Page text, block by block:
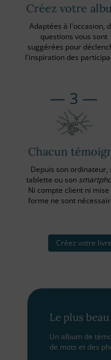
Créez votre
Adaptées à l'occasion,
questions vous sont
suggérées pour
l'inspiration des
3
Chacun
Depuis son ordinateur,
tablette ou son
Ni compte client ni mise
forme ne sont
Créez votre
Le plus
Un album de
de mots et des